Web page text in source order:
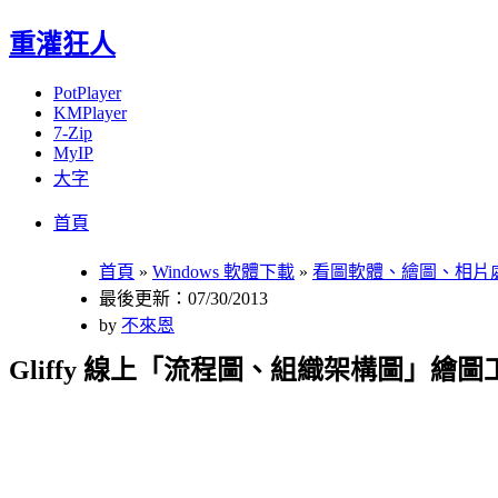
重灌狂人
PotPlayer
KMPlayer
7-Zip
MyIP
大字
首頁
首頁 » Windows 軟體下載 » 看圖軟體、繪圖、相片
最後更新：07/30/2013
by 不來恩
Gliffy 線上「流程圖、組織架構圖」繪圖